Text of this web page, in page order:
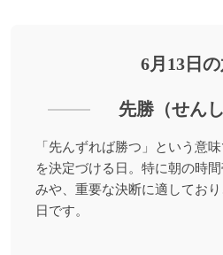
6月13日
先勝（せんし
「先んずれば勝つ」という意
を決定づける日。特に朝の時
みや、重要な決断に適してお
日です。